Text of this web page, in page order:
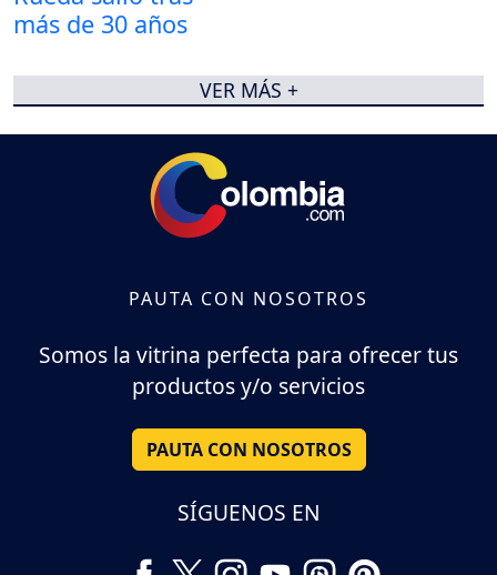
VER MÁS +
PAUTA CON NOSOTROS
Somos la vitrina perfecta para ofrecer tus
productos y/o servicios
PAUTA CON NOSOTROS
SÍGUENOS EN